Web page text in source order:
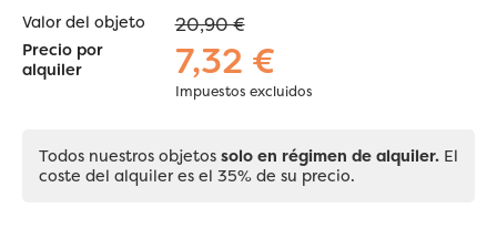
Valor del objeto 20,90 €
Precio por
alquiler
7,32 €
Impuestos excluidos
Todos nuestros objetos solo en régimen de alquiler. El
coste del alquiler es el 35% de su precio.